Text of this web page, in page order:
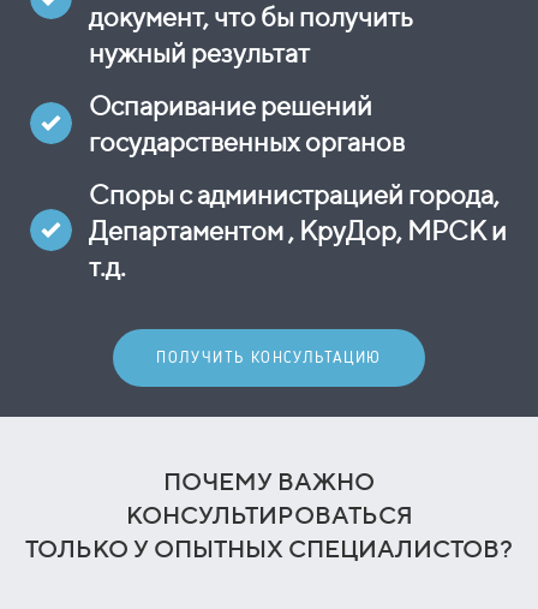
документ, что бы получить
нужный результат
Оспаривание решений
государственных органов
Споры с администрацией города,
Департаментом , КруДор, МРСК и
т.д.
ПОЛУЧИТЬ КОНСУЛЬТАЦИЮ
ПОЧЕМУ ВАЖНО
КОНСУЛЬТИРОВАТЬСЯ
ТОЛЬКО У ОПЫТНЫХ СПЕЦИАЛИСТОВ?